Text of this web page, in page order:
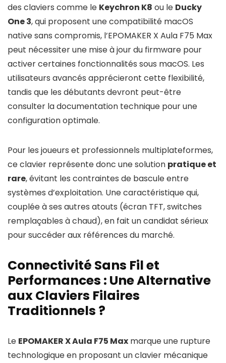
des claviers comme le Keychron K8 ou le Ducky
One 3, qui proposent une compatibilité macOS
native sans compromis, l’EPOMAKER X Aula F75 Max
peut nécessiter une mise à jour du firmware pour
activer certaines fonctionnalités sous macOS. Les
utilisateurs avancés apprécieront cette flexibilité,
tandis que les débutants devront peut-être
consulter la documentation technique pour une
configuration optimale.
Pour les joueurs et professionnels multiplateformes,
ce clavier représente donc une solution pratique et
rare, évitant les contraintes de bascule entre
systèmes d’exploitation. Une caractéristique qui,
couplée à ses autres atouts (écran TFT, switches
remplaçables à chaud), en fait un candidat sérieux
pour succéder aux références du marché.
Connectivité Sans Fil et
Performances : Une Alternative
aux Claviers Filaires
Traditionnels ?
Le EPOMAKER X Aula F75 Max marque une rupture
technologique en proposant un clavier mécanique